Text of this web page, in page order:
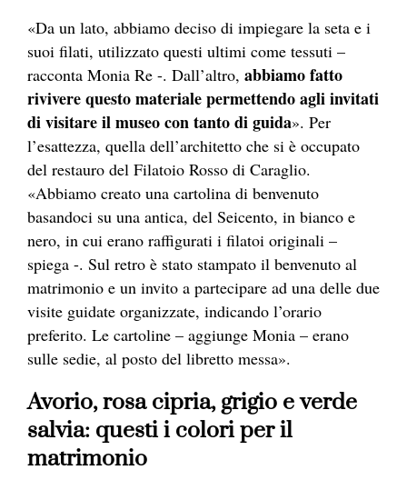
«Da un lato, abbiamo deciso di impiegare la seta e i
suoi filati, utilizzato questi ultimi come tessuti –
racconta Monia Re -. Dall’altro, abbiamo fatto
rivivere questo materiale permettendo agli invitati
di visitare il museo con tanto di guida». Per
l’esattezza, quella dell’architetto che si è occupato
del restauro del Filatoio Rosso di Caraglio.
«Abbiamo creato una cartolina di benvenuto
basandoci su una antica, del Seicento, in bianco e
nero, in cui erano raffigurati i filatoi originali –
spiega -. Sul retro è stato stampato il benvenuto al
matrimonio e un invito a partecipare ad una delle due
visite guidate organizzate, indicando l’orario
preferito. Le cartoline – aggiunge Monia – erano
sulle sedie, al posto del libretto messa».
Avorio, rosa cipria, grigio e verde
salvia: questi i colori per il
matrimonio